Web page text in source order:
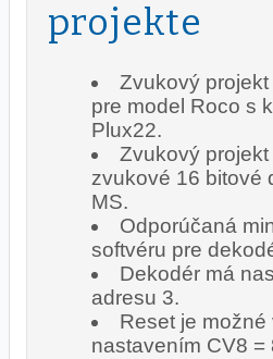
projekte
Zvukový
pre model Roco s
Plux22.
Zvukový
zvukové 16 bitové
MS.
Odporúčaná
softvéru pre
Dekodér má
adresu 3.
Reset je
nastavením CV8 =